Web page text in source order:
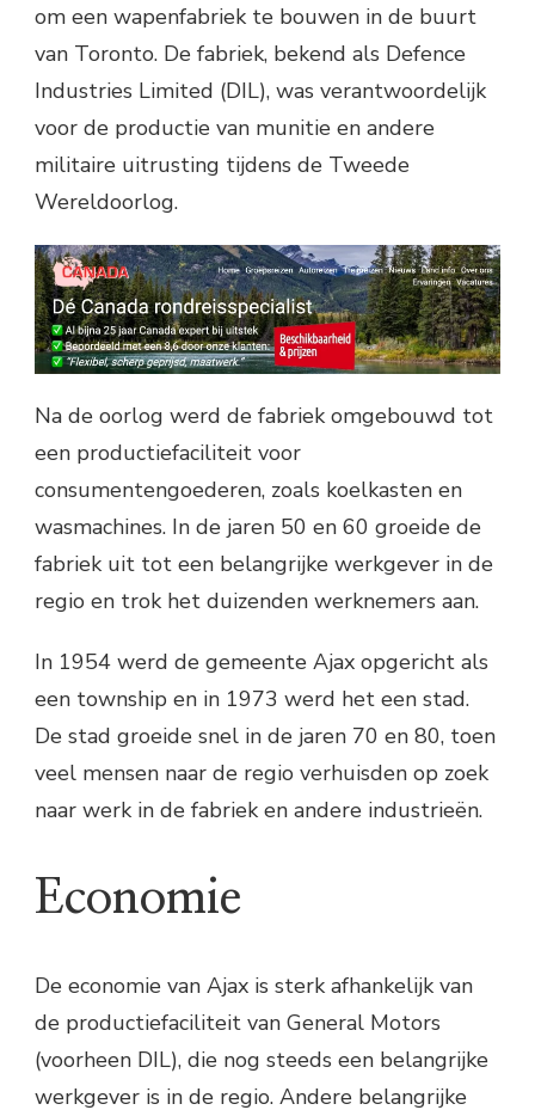
om een ​​wapenfabriek te bouwen in de buurt
van Toronto. De fabriek, bekend als Defence
Industries Limited (DIL), was verantwoordelijk
voor de productie van munitie en andere
militaire uitrusting tijdens de Tweede
Wereldoorlog.
Na de oorlog werd de fabriek omgebouwd tot
een productiefaciliteit voor
consumentengoederen, zoals koelkasten en
wasmachines. In de jaren 50 en 60 groeide de
fabriek uit tot een belangrijke werkgever in de
regio en trok het duizenden werknemers aan.
In 1954 werd de gemeente Ajax opgericht als
een township en in 1973 werd het een stad.
De stad groeide snel in de jaren 70 en 80, toen
veel mensen naar de regio verhuisden op zoek
naar werk in de fabriek en andere industrieën.
Economie
De economie van Ajax is sterk afhankelijk van
de productiefaciliteit van General Motors
(voorheen DIL), die nog steeds een belangrijke
werkgever is in de regio. Andere belangrijke